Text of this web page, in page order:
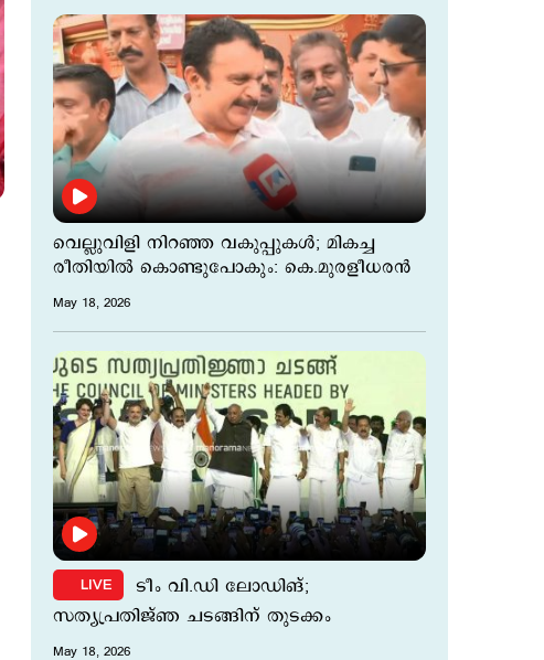
വെല്ലുവിളി നിറഞ്ഞ വകുപ്പുകള്‍; മികച്ച
രീതിയില്‍ കൊണ്ടുപോകും: കെ.മുരളീധരന്‍
May 18, 2026
LIVE
സത്യപ്രതി‍ജ്ഞ ചടങ്ങിന് തുടക്കം
May 18, 2026